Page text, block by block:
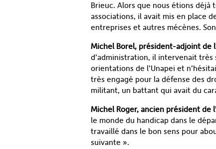
Brieuc. Alors que nous étions déjà
associations, il avait mis en place
entreprises et autres mécènes.
Michel Borel, président-adjoint de
d’administration, il intervenait
orientations de l’Unapei et
très engagé pour la défense des
militant, un battant qui avait du
Michel Roger, ancien président de
le monde du handicap dans le
travaillé dans le bon sens pour
suivante ».